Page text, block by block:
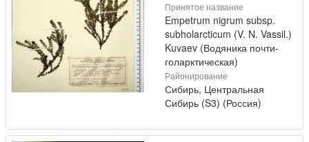
Принятое название
Empetrum nigrum subsp.
subholarcticum (V. N. Vassil.)
Kuvaev (Водяника почти-
голарктическая)
Районирование
Сибирь, Центральная
Сибирь (S3) (Россия)